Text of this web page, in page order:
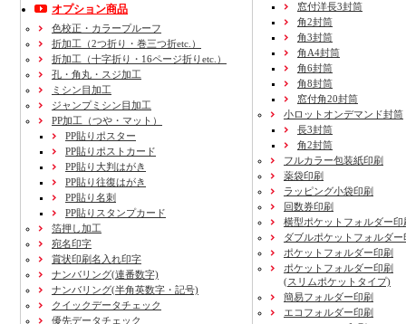
オプション商品
色校正・カラープルーフ
折加工 （2つ折り・巻三つ折etc.）
折加工 （十字折り・16ページ折りetc.）
孔・角丸・スジ加工
ミシン目加工
ジャンプミシン目加工
PP加工 （つや・マット）
PP貼りポスター
PP貼りポストカード
PP貼り大判はがき
PP貼り往復はがき
PP貼り名刺
PP貼りスタンプカード
箔押し加工
宛名印字
賞状印刷名入れ印字
ナンバリング(連番数字)
ナンバリング(半角英数字・記号)
クイックデータチェック
優先データチェック
窓付洋長3封筒
角2封筒
角3封筒
角A4封筒
角6封筒
角8封筒
窓付角20封筒
小ロットオンデマンド封筒
長3封筒
角2封筒
フルカラー包装紙印刷
薬袋印刷
ラッピング小袋印刷
回数券印刷
横型ポケットフォルダー印
ダブルポケットフォルダー
ポケットフォルダー印刷
ポケットフォルダー印刷
(スリムポケットタイプ)
簡易フォルダー印刷
エコフォルダー印刷